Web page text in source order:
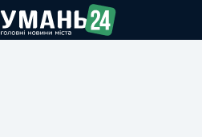
до
вмісту